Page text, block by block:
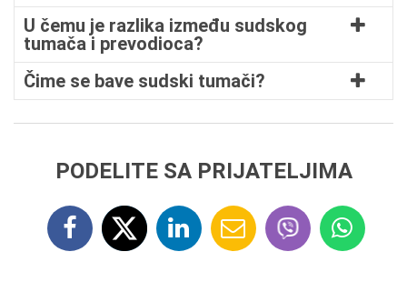
U čemu je razlika između sudskog
tumača i prevodioca?
Čime se bave sudski tumači?
PODELITE SA PRIJATELJIMA